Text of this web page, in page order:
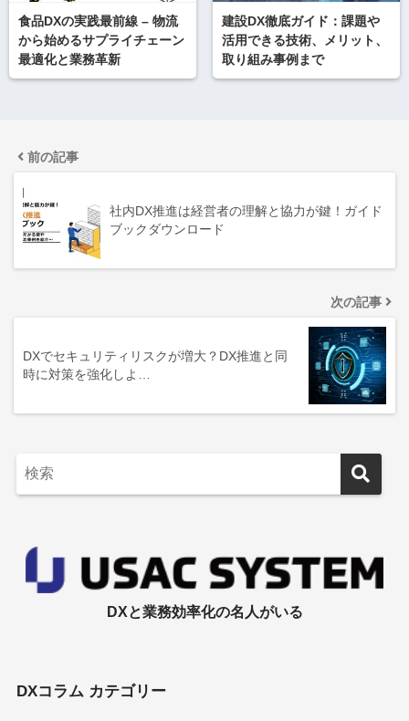
食品DXの実践最前線 – 物流
から始めるサプライチェーン
最適化と業務革新
建設DX徹底ガイド：課題や
活用できる技術、メリット、
取り組み事例まで
前の記事
社内DX推進は経営者の理解と協力が鍵！ガイド
ブックダウンロード
次の記事
DXでセキュリティリスクが増大？DX推進と同
時に対策を強化しよ…
DXと業務効率化の名人がいる
DXコラム カテゴリー